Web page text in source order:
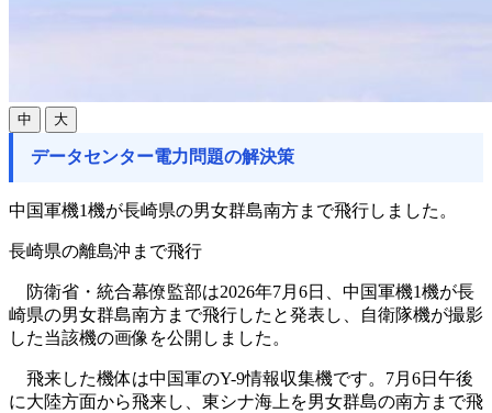
中 大
データセンター電力問題の解決策
中国軍機1機が長崎県の男女群島南方まで飛行しました。
長崎県の離島沖まで飛行
防衛省・統合幕僚監部は2026年7月6日、中国軍機1機が長
崎県の男女群島南方まで飛行したと発表し、自衛隊機が撮影
した当該機の画像を公開しました。
飛来した機体は中国軍のY-9情報収集機です。7月6日午後
に大陸方面から飛来し、東シナ海上を男女群島の南方まで飛